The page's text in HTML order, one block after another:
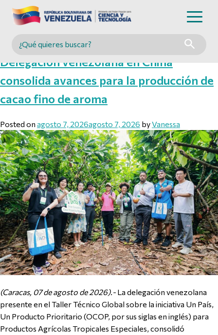
Buscar en MINCYT
Delegación venezolana en China
consolida avances para la producción de
cacao fino de aroma
Posted on agosto 7, 2026agosto 7, 2026 byVanessa
(Caracas, 07 de agosto de 2026).- La delegación venezolana
presente en el Taller Técnico Global sobre la iniciativa Un País,
Un Producto Prioritario (OCOP, por sus siglas en inglés) para
Productos Agrícolas Tropicales Especiales, consolidó